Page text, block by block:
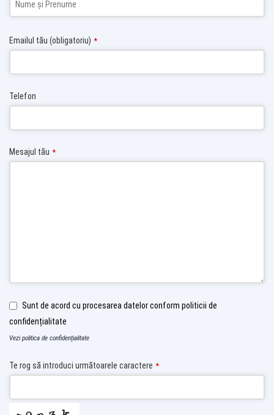
Emailul tău (obligatoriu) *
Telefon
Mesajul tău *
Sunt de acord cu procesarea datelor conform politicii de
confidențialitate
Vezi politica de confidențialitate
Te rog să introduci următoarele caractere *